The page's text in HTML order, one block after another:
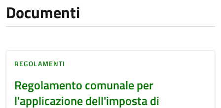
Documenti
REGOLAMENTI
Regolamento comunale per
l'applicazione dell'imposta di